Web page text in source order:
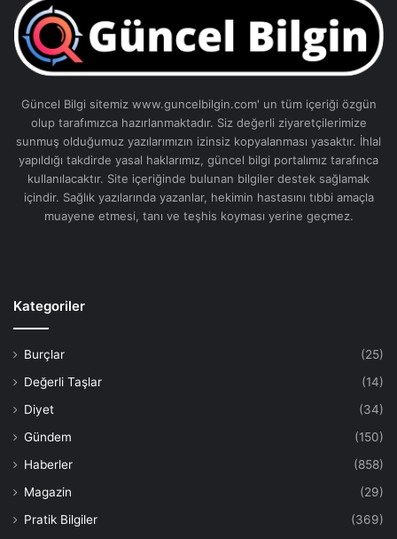
Güncel Bilgi sitemiz www.guncelbilgin.com' un tüm içeriği özgün
olup tarafımızca hazırlanmaktadır. Siz değerli ziyaretçilerimize
sunmuş olduğumuz yazılarımızın izinsiz kopyalanması yasaktır. İhlal
yapıldığı takdirde yasal haklarımız, güncel bilgi portalımız tarafınca
kullanılacaktır. Site içeriğinde bulunan bilgiler destek sağlamak
içindir. Sağlık yazılarında yazanlar, hekimin hastasını tıbbi amaçla
muayene etmesi, tanı ve teşhis koyması yerine geçmez.
Kategoriler
Burçlar
(25)
Değerli Taşlar
(14)
Diyet
(34)
Gündem
(150)
Haberler
(858)
Magazin
(29)
Pratik Bilgiler
(369)